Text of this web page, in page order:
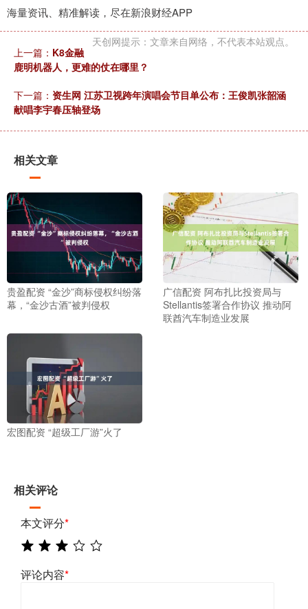
海量资讯、精准解读，尽在新浪财经APP
天创网提示：文章来自网络，不代表本站观点。
上一篇： K8金融
鹿明机器人，更难的仗在哪里？
下一篇： 资生网 江苏卫视跨年演唱会节目单公布：王俊凯张韶涵
献唱李宇春压轴登场
相关文章
贵盈配资 “金沙”商标侵权纠纷落
幕，“金沙古酒”被判侵权
广信配资 阿布扎比投资局与
Stellantis签署合作协议 推动阿
联酋汽车制造业发展
宏图配资 “超级工厂游”火了
相关评论
本文评分*
评论内容*